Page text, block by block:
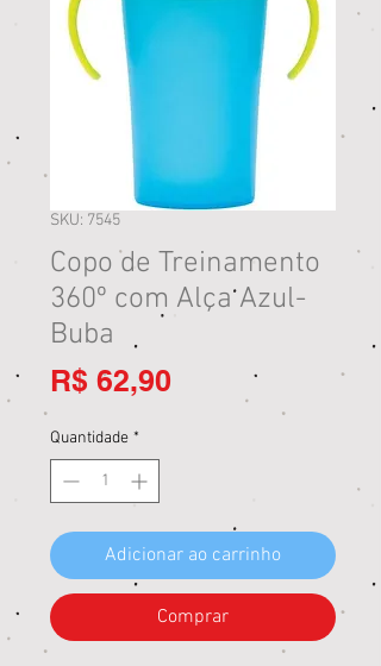
SKU: 7545
Copo de Treinamento
360º com Alça Azul-
Buba
R$ 62,90
Quantidade *
Adicionar ao carrinho
Comprar